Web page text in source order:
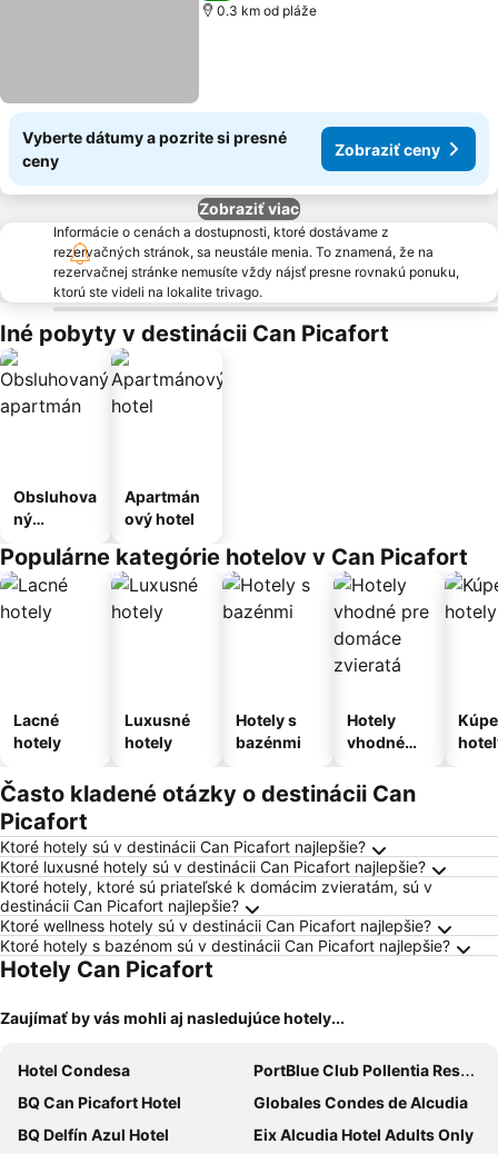
0.3 km od pláže
Vyberte dátumy a pozrite si presné
ceny
Zobraziť ceny
Zobraziť viac
Informácie o cenách a dostupnosti, ktoré dostávame z
rezervačných stránok, sa neustále menia. To znamená, že na
rezervačnej stránke nemusíte vždy nájsť presne rovnakú ponuku,
ktorú ste videli na lokalite trivago.
Iné pobyty v destinácii Can Picafort
Obsluhova
ný
Apartmán
ový hotel
Populárne kategórie hotelov v Can Picafort
Lacné
hotely
Luxusné
hotely
Hotely s
bazénmi
Hotely
vhodné
domáce
zvieratá
Často kladené otázky o destinácii Can
Picafort
Ktoré hotely sú v destinácii Can Picafort najlepšie?
Ktoré luxusné hotely sú v destinácii Can Picafort najlepšie?
Ktoré hotely, ktoré sú priateľské k domácim zvieratám, sú v
destinácii Can Picafort najlepšie?
Ktoré wellness hotely sú v destinácii Can Picafort najlepšie?
Ktoré hotely s bazénom sú v destinácii Can Picafort najlepšie?
Hotely Can Picafort
Zaujímať by vás mohli aj nasledujúce hotely...
Hotel Condesa
PortBlue Club Pollentia Resort & Spa
BQ Can Picafort Hotel
Globales Condes de Alcudia
BQ Delfín Azul Hotel
Eix Alcudia Hotel Adults Only